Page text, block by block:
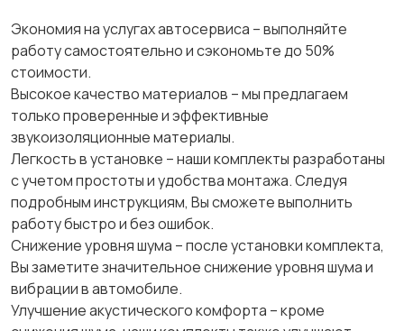
Экономия на услугах автосервиса – выполняйте
работу самостоятельно и сэкономьте до 50%
стоимости.
Высокое качество материалов – мы предлагаем
только проверенные и эффективные
звукоизоляционные материалы.
Легкость в установке – наши комплекты разработаны
с учетом простоты и удобства монтажа. Следуя
подробным инструкциям, Вы сможете выполнить
работу быстро и без ошибок.
Снижение уровня шума – после установки комплекта,
Вы заметите значительное снижение уровня шума и
вибрации в автомобиле.
Улучшение акустического комфорта – кроме